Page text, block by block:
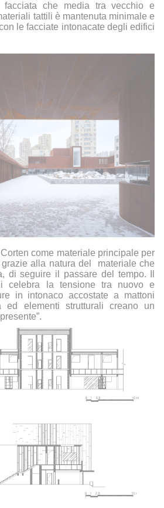
facciata che media tra vecchio e
tattili è mantenuta minimale e
le facciate intonacate degli edifici
come materiale principale per
alla natura del
materiale che
di seguire il passare del tempo. Il
celebra la tensione tra nuovo e
in intonaco accostate a mattoni
ed elementi strutturali creano un